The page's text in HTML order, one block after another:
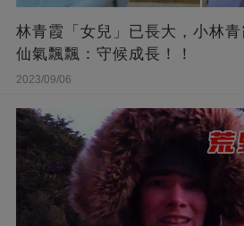
林青霞「女兒」已長大，小林青
仙氣飄飄：守候成長！！
2023/09/06